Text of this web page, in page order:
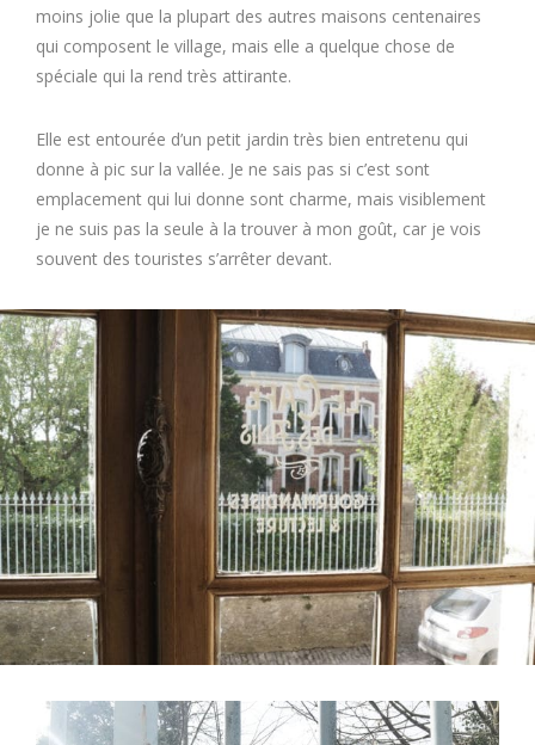
moins jolie que la plupart des autres maisons centenaires
qui composent le village, mais elle a quelque chose de
spéciale qui la rend très attirante.
Elle est entourée d’un petit jardin très bien entretenu qui
donne à pic sur la vallée. Je ne sais pas si c’est sont
emplacement qui lui donne sont charme, mais visiblement
je ne suis pas la seule à la trouver à mon goût, car je vois
souvent des touristes s’arrêter devant.